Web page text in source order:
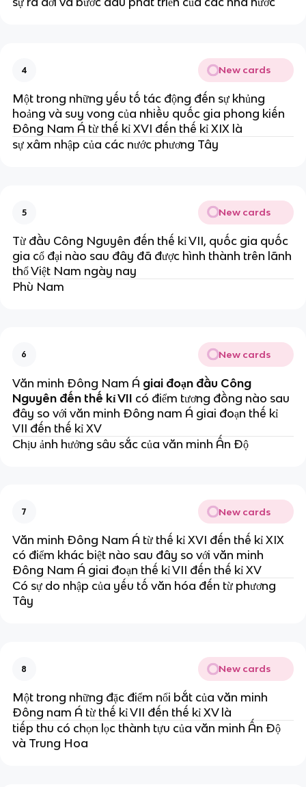
4 New cards
Một trong những yếu tố tác động đến sự khủng
hoảng và suy vong của nhiều quốc gia phong kiến
Đông Nam Á từ thế kỉ XVI đến thế kỉ XIX là
sự xâm nhập của các nước phương Tây
5 New cards
Từ đầu Công Nguyên đến thế kỉ VII, quốc gia quốc
gia cổ đại nào sau đây đã được hình thành trên lãnh
thổ Việt Nam ngày nay
Phù Nam
6 New cards
Văn minh Đông Nam Á giai đoạn đầu Công
Nguyên đến thế kỉ VII có điểm tương đồng nào sau
đây so với văn minh Đông nam Á giai đoạn thế kỉ
VII đến thế kỉ XV
Chịu ảnh hưởng sâu sắc của văn minh Ấn Độ
7 New cards
Văn minh Đông Nam Á từ thế kỉ XVI đến thế kỉ XIX
có điểm khác biệt nào sau đây so với văn minh
Đông Nam Á giai đoạn thế kỉ VII đến thế kỉ XV
Có sự do nhập của yếu tố văn hóa đến từ phương
Tây
8 New cards
Một trong những đặc điểm nổi bắt của văn minh
Đông nam Á từ thế kỉ VII đến thế kỉ XV là
tiếp thu có chọn lọc thành tựu của văn minh Ấn Độ
và Trung Hoa